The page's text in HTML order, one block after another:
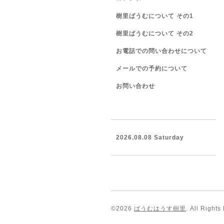
樹里ばうむについて その1
樹里ばうむについて その2
お電話での問い合わせについて
メールでの予約について
お問い合わせ
2026.08.08 Saturday
©2026 ばうむはうす樹里 . All Rights